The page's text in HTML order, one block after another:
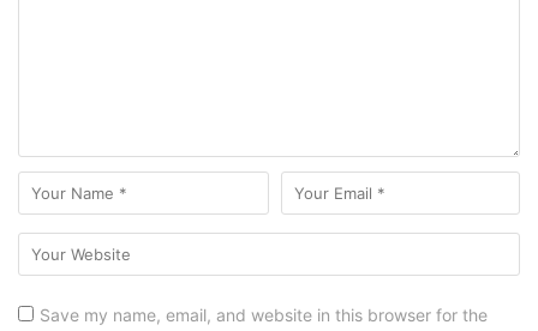
Save my name, email, and website in this browser for the